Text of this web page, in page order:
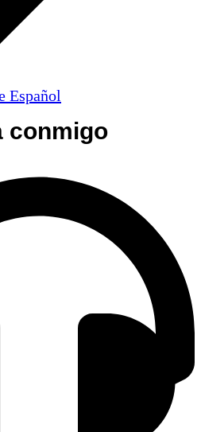
Español
conmigo